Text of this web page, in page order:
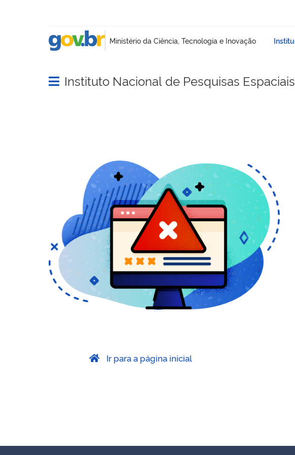
Abrir menu principal de navegação
Instituto Nacional de Pesquisas Espaciais
Ir para a página inicial